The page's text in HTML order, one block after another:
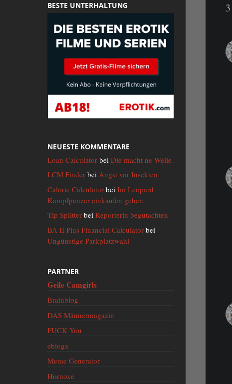
BESTE UNTERHALTUNG
NEUESTE KOMMENTARE
Loan Calculator bei Die macht ne Welle
LCM Finder bei Angst vor Insekten
Calorie Calculator bei Im Leopard
Kampfpanzer einkaufen gehen
Tip Splitter bei Reporterin begutachten
BA II Plus Financial Calculator bei
Ungünstige Parkplatzwahl
PARTNER
Geile Camgirls
Brainblog
DAS Männermagazin
FUCK You
eblogx
Meme Generator
Hornoxe